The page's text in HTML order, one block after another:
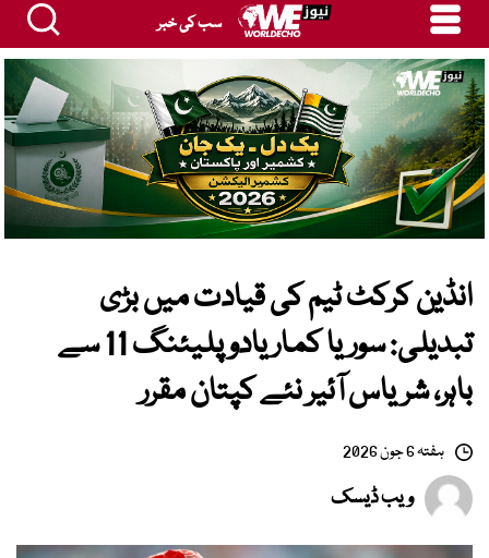
سب کی خبر
انڈین کرکٹ ٹیم کی قیادت میں بڑی
تبدیلی: سوریا کمار یادو پلیئنگ 11 سے
باہر، شریاس آئیر نئے کپتان مقرر
ہفتہ 6 جون 2026
ویب ڈیسک